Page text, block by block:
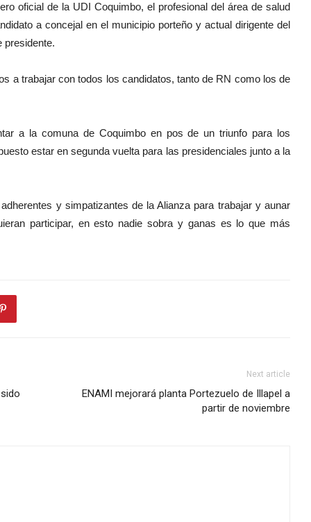
oficial de la UDI Coquimbo, el profesional del área de salud
a concejal en el municipio porteño y actual dirigente del
presidente.
a trabajar con todos los candidatos, tanto de RN como los de
a la comuna de Coquimbo en pos de un triunfo para los
estar en segunda vuelta para las presidenciales junto a la
y simpatizantes de la Alianza para trabajar y aunar
participar, en esto nadie sobra y ganas es lo que más
Next article
ENAMI mejorará planta Portezuelo de Illapel a
partir de noviembre